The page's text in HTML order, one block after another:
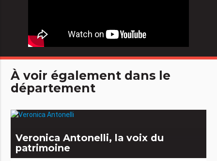
À voir également dans le
département
Veronica Antonelli, la voix du
patrimoine